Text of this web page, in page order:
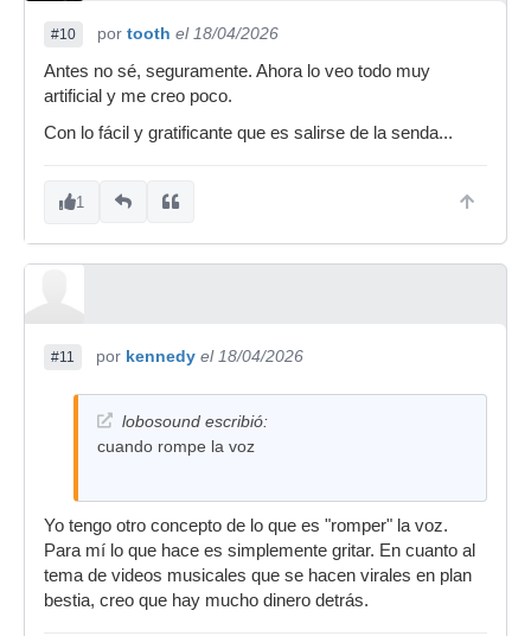
#10 por tooth el 18/04/2026
Antes no sé, seguramente. Ahora lo veo todo muy
artificial y me creo poco.
Con lo fácil y gratificante que es salirse de la senda...
1
#11 por kennedy el 18/04/2026
lobosound escribió:
cuando rompe la voz
Yo tengo otro concepto de lo que es "romper" la voz.
Para mí lo que hace es simplemente gritar. En cuanto al
tema de videos musicales que se hacen virales en plan
bestia, creo que hay mucho dinero detrás.